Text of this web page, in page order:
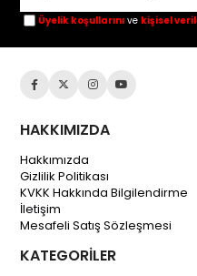
Üyelik koşullarını ve kişisel
HAKKIMIZDA
Hakkımızda
Gizlilik Politikası
KVKK Hakkında Bilgilendirme
İletişim
Mesafeli Satış Sözleşmesi
KATEGORİLER